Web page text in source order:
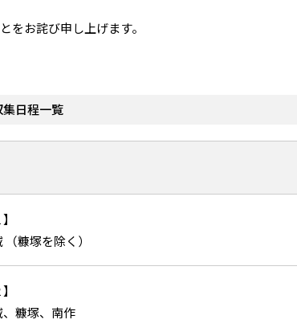
お詫び申し上げます。
日程一覧
糠塚を除く）
糠塚、南作